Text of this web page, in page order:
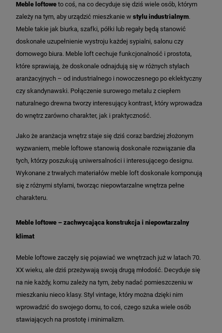
Meble loftowe to coś, na co decyduje się dziś wiele osób, którym
zależy na tym, aby urządzić mieszkanie w stylu industrialnym.
Meble takie jak biurka, szafki, półki lub regały będą stanowić
doskonałe uzupełnienie wystroju każdej sypialni, salonu czy
domowego biura. Meble loft cechuje funkcjonalność i prostota,
które sprawiają, że doskonale odnajdują się w różnych stylach
aranżacyjnych – od industrialnego i nowoczesnego po eklektyczny
czy skandynawski. Połączenie surowego metalu z ciepłem
naturalnego drewna tworzy interesujący kontrast, który wprowadza
do wnętrz zarówno charakter, jak i praktyczność.
Jako że aranżacja wnętrz staje się dziś coraz bardziej złożonym
wyzwaniem, meble loftowe stanowią doskonałe rozwiązanie dla
tych, którzy poszukują uniwersalności i interesującego designu.
Wykonane z trwałych materiałów meble loft doskonale komponują
się z różnymi stylami, tworząc niepowtarzalne wnętrza pełne
charakteru.
Meble loftowe – zachwycająca konstrukcja i niepowtarzalny
klimat
Meble loftowe zaczęły się pojawiać we wnętrzach już w latach 70.
XX wieku, ale dziś przeżywają swoją drugą młodość. Decyduje się
na nie każdy, komu zależy na tym, żeby nadać pomieszczeniu w
mieszkaniu nieco klasy. Styl vintage, który można dzięki nim
wprowadzić do swojego domu, to coś, czego szuka wiele osób
stawiających na prostotę i minimalizm.